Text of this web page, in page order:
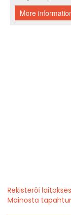
Rekisteröi
Mainosta